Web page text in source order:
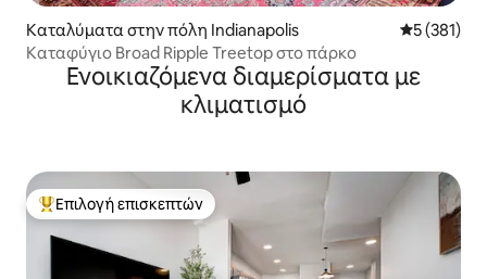
Καταλύματα στην πόλη Indianapolis Μέση
5 (381)
Καταφύγιο Broad Ripple Treetop στο πάρκο
Ενοικιαζόμενα διαμερίσματα με
κλιματισμό
Κορυφαία επιλογή επισκεπτών
Επιλογή επισκεπτών